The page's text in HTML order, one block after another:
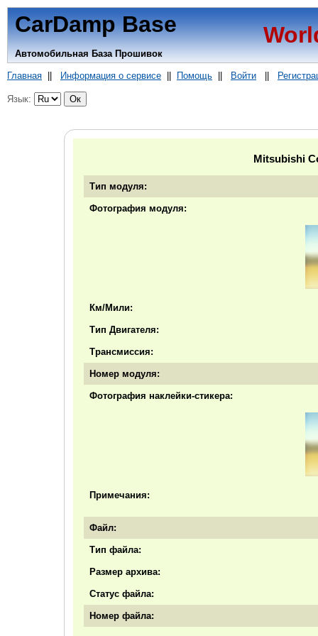
CarDamp Base
Автомобильная База Прошивок
Главная|| Информация о сервисе|| Помощь|| Войти||
Язык:
Mitsubishi
Тип модуля:
Фотография модуля:
Км/Мили:
Тип Двигателя:
Трансмиссия:
Номер модуля:
Фотография наклейки-стикера:
Примечания:
Файл:
Тип файла:
Размер архива:
Статус файла:
Номер файла: